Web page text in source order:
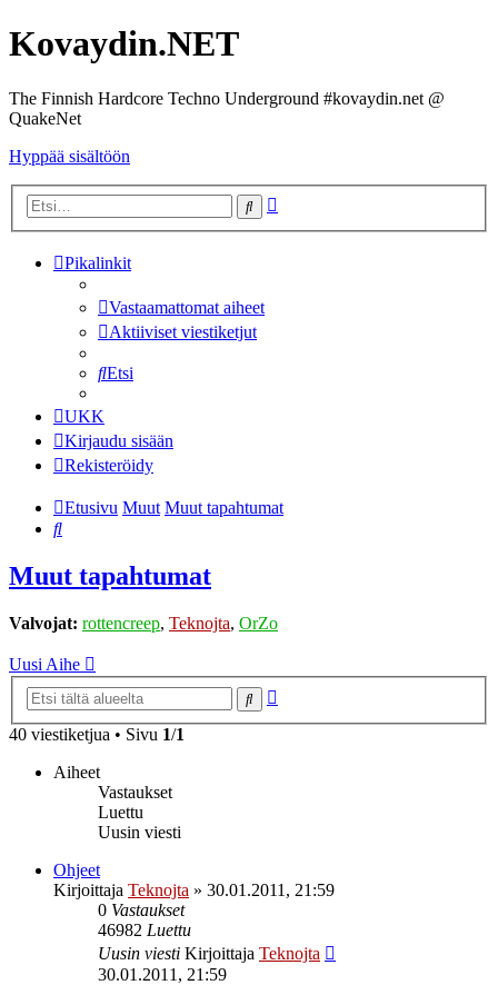
Kovaydin.NET
The Finnish Hardcore Techno Underground #kovaydin.net @
QuakeNet
Hyppää sisältöön
Etsi
Pikalinkit
Vastaamattomat aiheet
Aktiiviset viestiketjut
Etsi
UKK
Kirjaudu sisään
Rekisteröidy
Etusivu Muut Muut tapahtumat
Etsi
Muut tapahtumat
Valvojat: rottencreep, Teknojta, OrZo
Uusi Aihe
Etsi
40 viestiketjua • Sivu 1/1
Aiheet
Vastaukset
Luettu
Uusin viesti
Ohjeet
Kirjoittaja Teknojta » 30.01.2011, 21:59
0 Vastaukset
46982 Luettu
Uusin viesti Kirjoittaja Teknojta
30.01.2011, 21:59